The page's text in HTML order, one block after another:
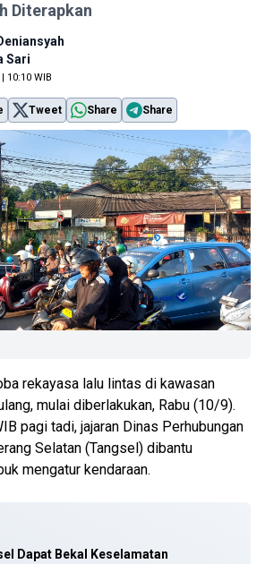
Diterapkan
Sari
10:10 WIB
Tweet Share Share
rekayasa lalu lintas di kawasan
mulai diberlakukan, Rabu (10/9).
pagi tadi, jajaran Dinas Perhubungan
Selatan (Tangsel) dibantu
mengatur kendaraan.
Dapat Bekal Keselamatan